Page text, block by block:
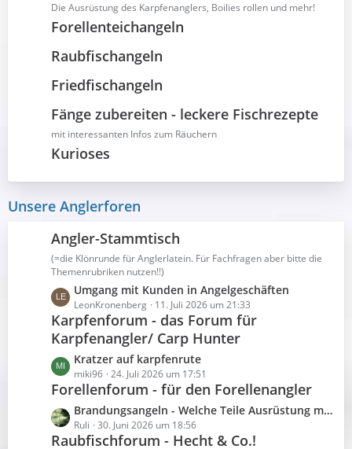
Die Ausrüstung des Karpfenanglers, Boilies rollen und mehr!
Forellenteichangeln
Raubfischangeln
Friedfischangeln
Fänge zubereiten - leckere Fischrezepte
mit interessanten Infos zum Räuchern
Kurioses
Unsere Anglerforen
Angler-Stammtisch
(=die Klönrunde für Anglerlatein. Für Fachfragen aber bitte die
Themenrubriken nutzen!!)
L
e
t
z
e
B
e
i
Umgang mit Kunden in Angelgeschäften
LeonKronenberg 11. Juli 2026 um 21:33
Karpfenforum - das Forum für
Karpfenangler/ Carp Hunter
L
e
t
z
t
e
Kratzer auf karpfenrute
miki96 24. Juli 2026 um 17:51
Forellenforum - für den Forellenangler
L
e
t
Brandungsangeln - Welche Teile Ausrüstung müssen zwingend salzwasserfest sein?
Ruli 30. Juni 2026 um 18:56
Raubfischforum - Hecht & Co.!